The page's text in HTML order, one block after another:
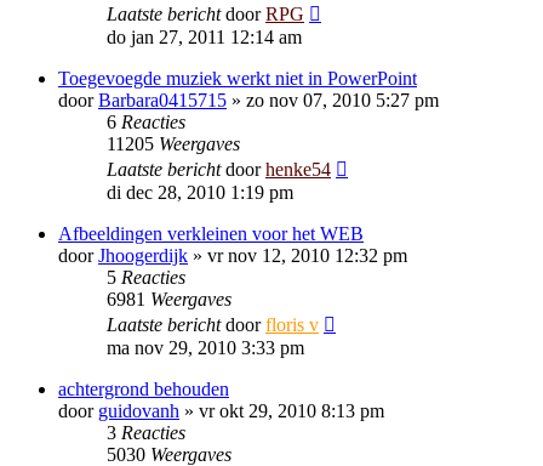
Laatste berichtdoorRPG
do jan 27, 2011 12:14 am
Toegevoegde muziek werkt niet in PowerPoint
doorBarbara0415715 » zo nov 07, 2010 5:27 pm
6 Reacties
11205 Weergaves
Laatste berichtdoorhenke54
di dec 28, 2010 1:19 pm
Afbeeldingen verkleinen voor het WEB
doorJhoogerdijk » vr nov 12, 2010 12:32 pm
5 Reacties
6981 Weergaves
Laatste berichtdoorfloris v
ma nov 29, 2010 3:33 pm
achtergrond behouden
door guidovanh » vr okt 29, 2010 8:13 pm
3 Reacties
5030 Weergaves